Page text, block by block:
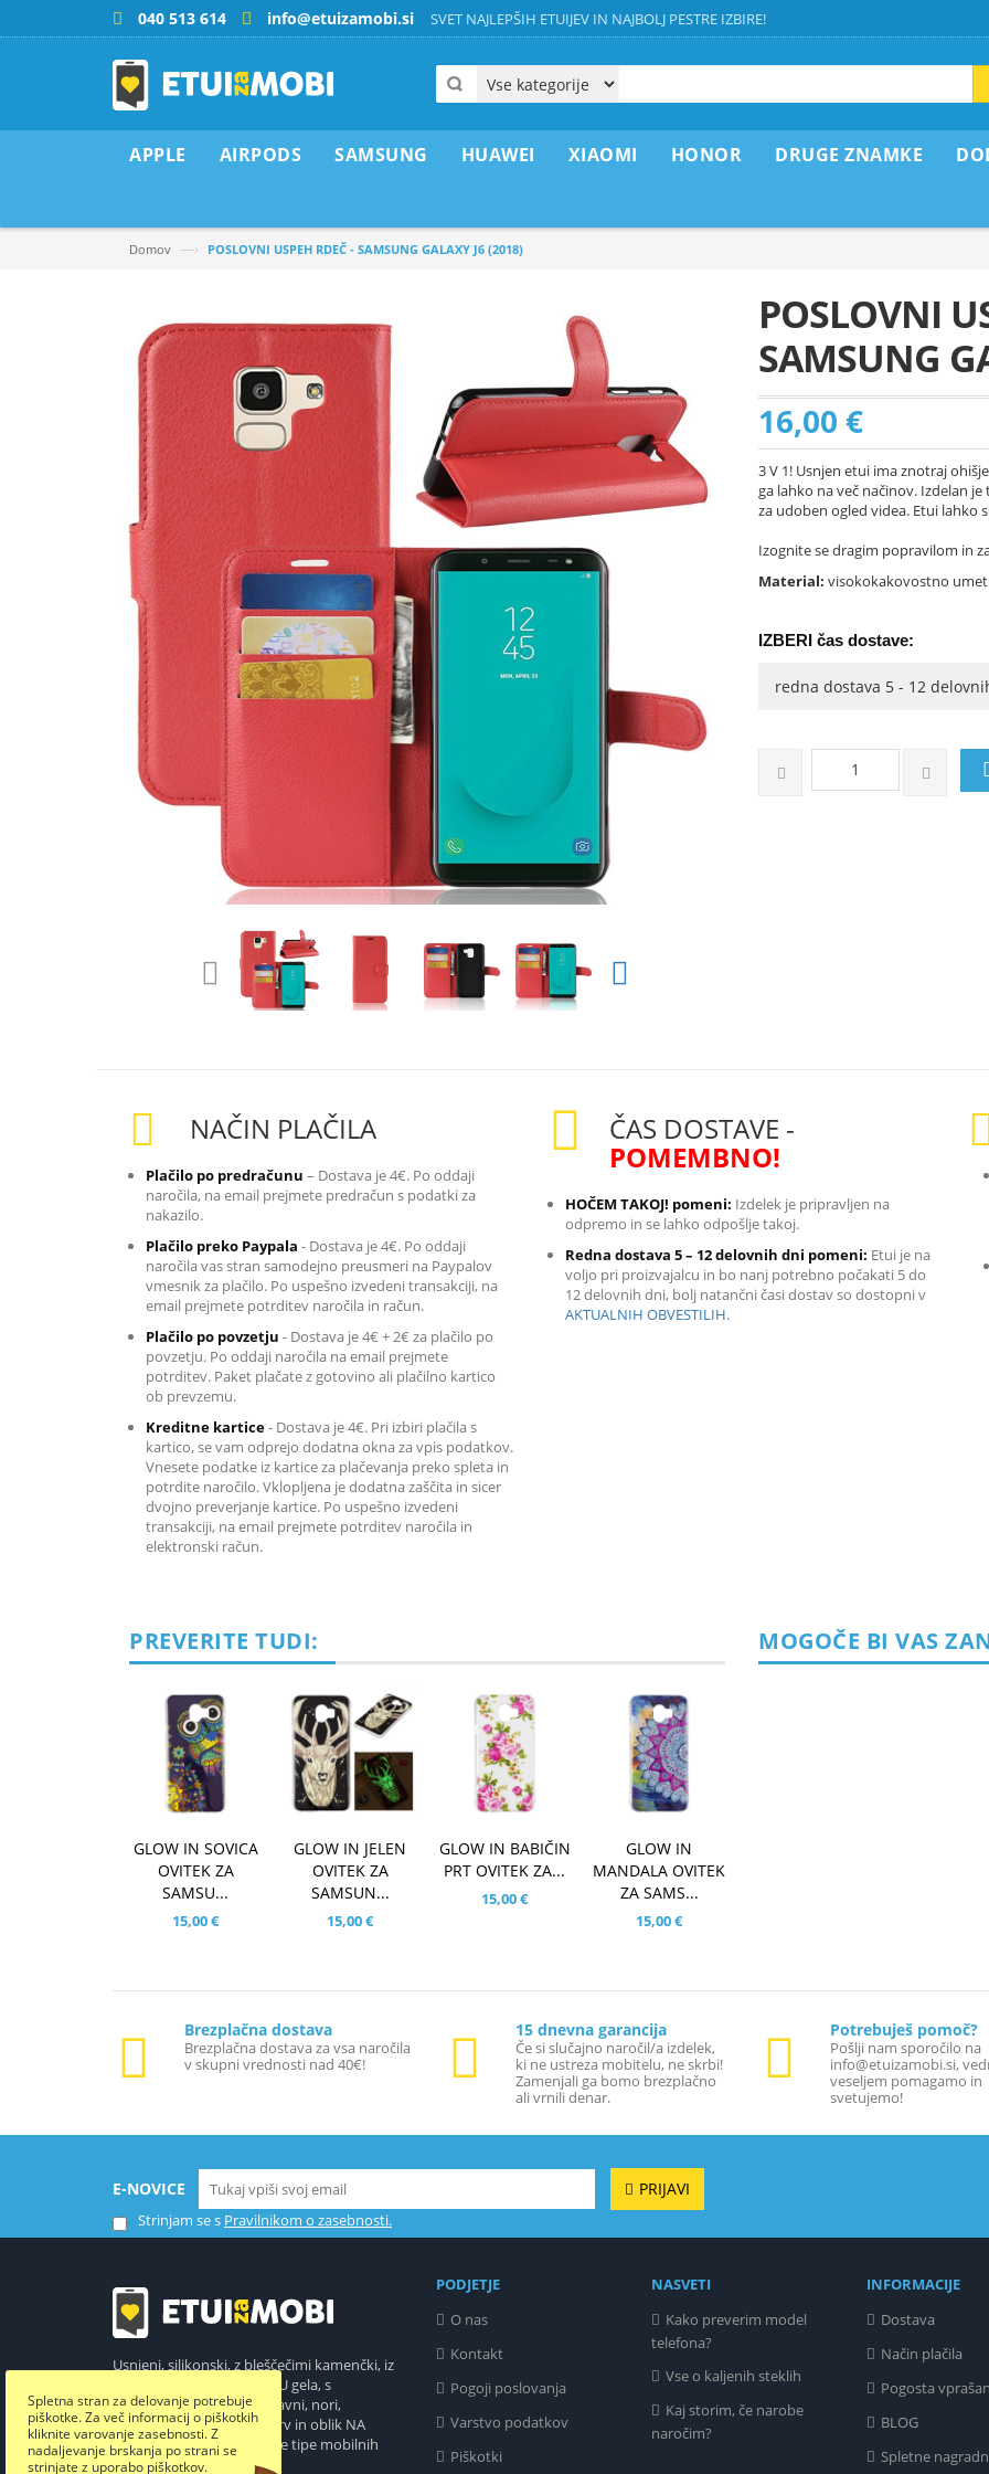
Spletna stran za delovanje potrebuje
piškotke. Za več informacij o piškotkih
kliknite varovanje zasebnosti. Z
nadaljevanje brskanja po strani se
strinjate z uporabo piškotkov.
040 513 614 info@etuizamobi.si SVET NAJLEPŠIH ETUIJEV IN NAJBOLJ PESTRE IZBIRE!
APPLE AIRPODS SAMSUNG HUAWEI XIAOMI HONOR DRUGE ZNAMKE
Domov —› POSLOVNI USPEH RDEČ - SAMSUNG GALAXY J6 (2018)
POSLOVNI
SAMSUNG
16,00 €
3 V 1! Usnjen etui ima znotraj
ga lahko na več načinov. Izdelan
za udoben ogled videa. Etui lahko
Izognite se dragim popravilom in
Material: visokokakovostno
IZBERI čas dostave:
NAČIN PLAČILA
Plačilo po predračunu – Dostava je 4€. Po oddaji
naročila, na email prejmete predračun s podatki za
nakazilo.
Plačilo preko Paypala - Dostava je 4€. Po oddaji
naročila vas stran samodejno preusmeri na Paypalov
vmesnik za plačilo. Po uspešno izvedeni transakciji, na
email prejmete potrditev naročila in račun.
Plačilo po povzetju - Dostava je 4€ + 2€ za plačilo po
povzetju. Po oddaji naročila na email prejmete
potrditev. Paket plačate z gotovino ali plačilno kartico
ob prevzemu.
Kreditne kartice- Dostava je 4€. Pri izbiri plačila s
kartico, se vam odprejo dodatna okna za vpis podatkov.
Vnesete podatke iz kartice za plačevanja preko spleta in
potrdite naročilo. Vklopljena je dodatna zaščita in sicer
dvojno preverjanje kartice. Po uspešno izvedeni
transakciji, na email prejmete potrditev naročila in
elektronski račun.
ČAS DOSTAVE -
POMEMBNO!
HOČEM TAKOJ! pomeni: Izdelek je pripravljen na
odpremo in se lahko odpošlje takoj.
Redna dostava 5 – 12 delovnih dni pomeni: Etui je na
voljo pri proizvajalcu in bo nanj potrebno počakati 5 do
12 delovnih dni, bolj natančni časi dostav so dostopni v
AKTUALNIH OBVESTILIH.
PREVERITE TUDI:
GLOW IN SOVICA
OVITEK ZA
SAMSU...
15,00 €
GLOW IN JELEN
OVITEK ZA
SAMSUN...
15,00 €
GLOW IN BABIČIN
PRT OVITEK ZA...
15,00 €
GLOW IN
MANDALA OVITEK
ZA SAMS...
15,00 €
MOGOČE BI VAS
Brezplačna dostava
Brezplačna dostava za vsa naročila
v skupni vrednosti nad 40€!
15 dnevna garancija
Če si slučajno naročil/a izdelek,
ki ne ustreza mobitelu, ne skrbi!
Zamenjali ga bomo brezplačno
ali vrnili denar.
Potrebuješ pomoč?
Pošlji nam sporočilo na
info@etuizamobi.si,
veseljem pomagamo in
svetujemo!
E-NOVICE PRIJAVI
Strinjam se s Pravilnikom o zasebnosti.
Usnjeni, silikonski, z bleščečimi kamenčki, iz
upogljivega in trdnega TPU gela, s
privlačnim potiskom, zabavni, nori,
ekstremni,...etuiji vseh barv in oblik NA
ENEM MESTU za skoraj vse tipe mobilnih
telefonov!Preberi vse.
PODJETJE
O nas
Kontakt
Pogoji poslovanja
Varstvo podatkov
Piškotki
NASVETI
Kako preverim model
telefona?
Vse o kaljenih steklih
Kaj storim, če narobe
naročim?
INFORMACIJE
Dostava
Način plačila
Pogosta
BLOG
Spletne